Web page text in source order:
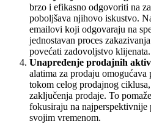
brzo i efikasno odgovoriti na
poboljšava njihovo iskustvo.
emailovi koji odgovaraju na
jednostavan proces
povećati zadovoljstvo klijenata.
Unapređenje prodajnih
alatima za prodaju
tokom celog prodajnog
zaključenja prodaje. To
fokusiraju na
svojim vremenom.